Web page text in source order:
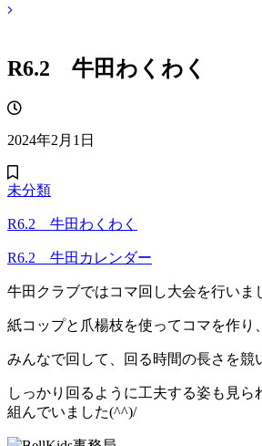
R6.2 牛田わくわく
2024年2月1日
未分類
R6.2 牛田わくわく
R6.2 牛田カレンダー
牛田クラブではコマ回し大会を行いま
紙コップと爪楊枝を使ってコマを作り、
みんなで回して、回る時間の長さを
しっかり回るように工夫する姿も見ら
組んでいました(^^)/